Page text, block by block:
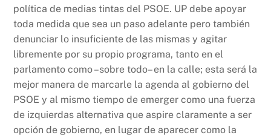
política de medias tintas del PSOE. UP debe apoyar
toda medida que sea un paso adelante pero también
denunciar lo insuficiente de las mismas y agitar
libremente por su propio programa, tanto en el
parlamento como –sobre todo– en la calle; esta será la
mejor manera de marcarle la agenda al gobierno del
PSOE y al mismo tiempo de emerger como una fuerza
de izquierdas alternativa que aspire claramente a ser
opción de gobierno, en lugar de aparecer como la